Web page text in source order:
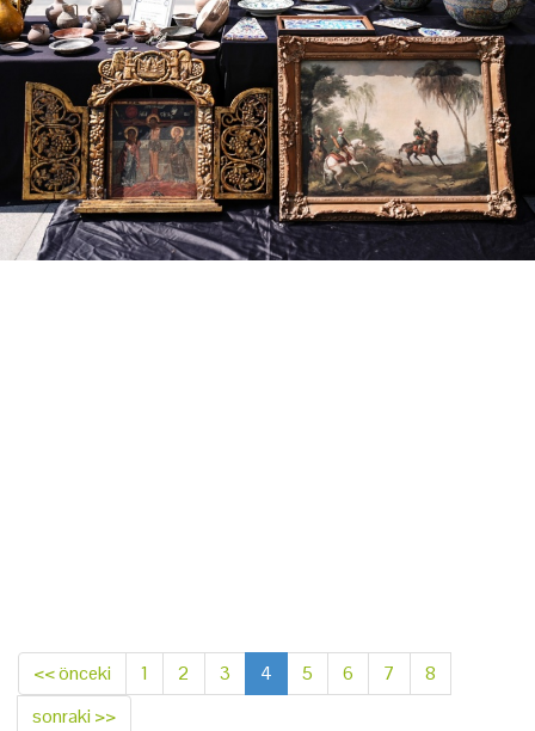
<< önceki 1 2 3 4 5 6 7
8
sonraki >>